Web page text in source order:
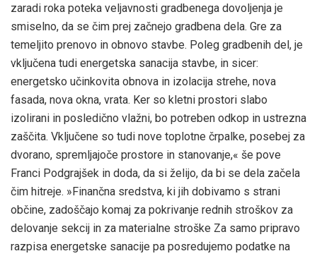
zaradi roka poteka veljavnosti gradbenega dovoljenja je
smiselno, da se čim prej začnejo gradbena dela. Gre za
temeljito prenovo in obnovo stavbe. Poleg gradbenih del, je
vključena tudi energetska sanacija stavbe, in sicer:
energetsko učinkovita obnova in izolacija strehe, nova
fasada, nova okna, vrata. Ker so kletni prostori slabo
izolirani in posledično vlažni, bo potreben odkop in ustrezna
zaščita. Vključene so tudi nove toplotne črpalke, posebej za
dvorano, spremljajoče prostore in stanovanje,« še pove
Franci Podgrajšek in doda, da si želijo, da bi se dela začela
čim hitreje. »Finančna sredstva, ki jih dobivamo s strani
občine, zadoščajo komaj za pokrivanje rednih stroškov za
delovanje sekcij in za materialne stroške Za samo pripravo
razpisa energetske sanacije pa posredujemo podatke na